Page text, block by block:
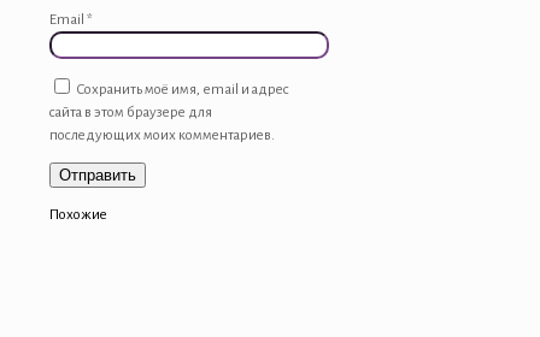
Email *
Сохранить моё имя, email и адрес
сайта в этом браузере для
последующих моих комментариев.
Похожие